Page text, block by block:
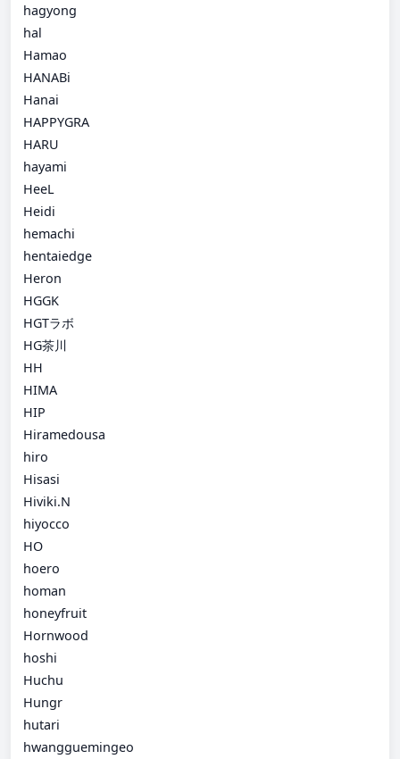
hagyong
hal
Hamao
HANABi
Hanai
HAPPYGRA
HARU
hayami
HeeL
Heidi
hemachi
hentaiedge
Heron
HGGK
HGTラボ
HG茶川
HH
HIMA
HIP
Hiramedousa
hiro
Hisasi
Hiviki.N
hiyocco
HO
hoero
homan
honeyfruit
Hornwood
hoshi
Huchu
Hungr
hutari
hwangguemingeo